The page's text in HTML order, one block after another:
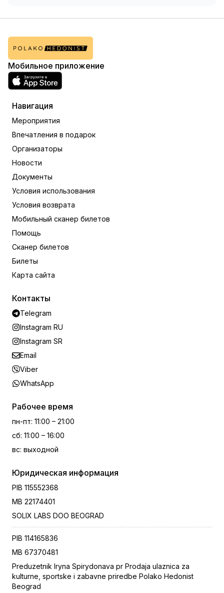
Мобильное приложение
Навигация
Мероприятия
Впечатления в подарок
Организаторы
Новости
Документы
Условия использования
Условия возврата
Мобильный сканер билетов
Помощь
Сканер билетов
Билеты
Карта сайта
Контакты
Telegram
Instagram RU
Instagram SR
Email
Viber
WhatsApp
Рабочее время
пн-пт: 11:00 – 21:00
сб: 11:00 – 16:00
вс: выходной
Юридическая информация
PIB 115552368
MB 22174401
SOLIX LABS DOO BEOGRAD
PIB 114165836
MB 67370481
Preduzetnik Iryna Spirydonava pr Prodaja ulaznica za
kulturne, sportske i zabavne priredbe Polako Hedonist
Beograd